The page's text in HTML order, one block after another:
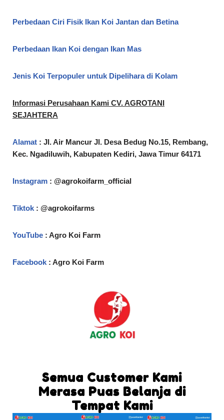
Perbedaan Ciri Fisik Ikan Koi Jantan dan Betina
Perbedaan Ikan Koi dengan Ikan Mas
Jenis Koi Terpopuler untuk Dipelihara di Kolam
Informasi Perusahaan Kami CV. AGROTANI
SEJAHTERA
Alamat : Jl. Air Mancur Jl. Desa Bedug No.15, Rembang,
Kec. Ngadiluwih, Kabupaten Kediri, Jawa Timur 64171
Instagram : @agrokoifarm_official
Tiktok : @agrokoifarms
YouTube : Agro Koi Farm
Facebook : Agro Koi Farm
Semua Customer Kami
Merasa Puas Belanja di
Tempat Kami